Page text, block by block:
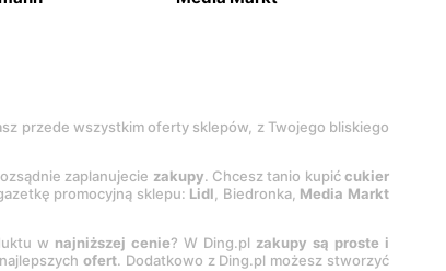
przede wszystkim oferty sklepów, z Twojego bliskiego
zaplanujecie zakupy. Chcesz tanio kupićcukier
promocyjną sklepu: Lidl, Biedronka, Media Markt
w najniższej cenie? W Ding.pl zakupy są proste i
ofert. Dodatkowo z Ding.pl możesz stworzyć